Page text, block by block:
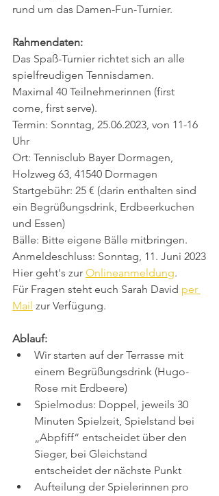
rund um das Damen-Fun-Turnier.
Rahmendaten:
Das Spaß-Turnier richtet sich an alle
spielfreudigen Tennisdamen.
Maximal 40 Teilnehmerinnen (first
come, first serve).
Termin: Sonntag, 25.06.2023, von 11-16
Uhr
Ort: Tennisclub Bayer Dormagen,
Holzweg 63, 41540 Dormagen
Startgebühr: 25 € (darin enthalten sind
ein Begrüßungsdrink, Erdbeerkuchen
und Essen)
Bälle: Bitte eigene Bälle mitbringen.
Anmeldeschluss: Sonntag, 11. Juni 2023
Hier geht's zur Onlineanmeldung.
Für Fragen steht euch Sarah David per
Mail zur Verfügung.
Ablauf:
Wir starten auf der Terrasse mit
einem Begrüßungsdrink (Hugo-
Rose mit Erdbeere)
Spielmodus: Doppel, jeweils 30
Minuten Spielzeit, Spielstand bei
„Abpfiff“ entscheidet über den
Sieger, bei Gleichstand
entscheidet der nächste Punkt
Aufteilung der Spielerinnen pro